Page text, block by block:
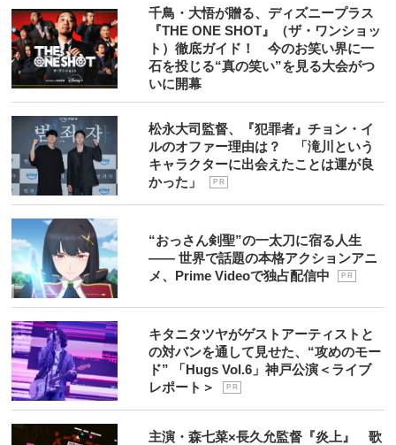
千鳥・大悟が贈る、ディズニープラス
『THE ONE SHOT』（ザ・ワンショッ
ト）徹底ガイド！ 今のお笑い界に一
石を投じる“真の笑い”を見る大会がつ
いに開幕
松永大司監督、『犯罪者』チョン・イ
ルのオファー理由は？ 「滝川という
キャラクターに出会えたことは運が良
かった」
P R
“おっさん剣聖”の一太刀に宿る人生
―― 世界で話題の本格アクションアニ
メ、Prime Videoで独占配信中
P R
キタニタツヤがゲストアーティストと
の対バンを通して見せた、“攻めのモー
ド” 「Hugs Vol.6」神戸公演＜ライブ
レポート＞
P R
主演・森七菜×長久允監督『炎上』 歌